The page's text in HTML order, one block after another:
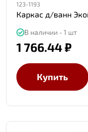
123-1193
Каркас д/ванн
В наличии - 1 шт
1 766.44 ₽
Купить